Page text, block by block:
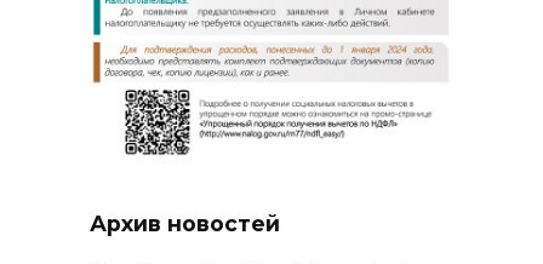
Архив новостей